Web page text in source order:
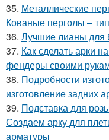
35. Металлические
Кованые перголы –
36. Лучшие лианы для
37. Как сделать арки
фендеры своими
38. Подробности
изготовление задних
39. Подставка для
Создаем арку для
арматуры